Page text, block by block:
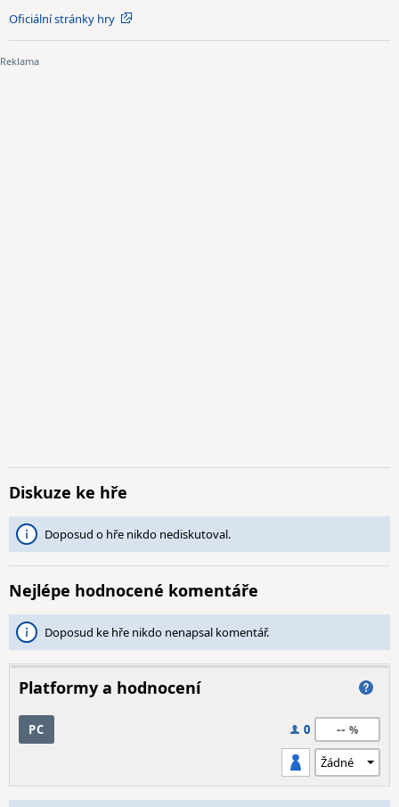
Oficiální stránky hry
Diskuze ke hře
Doposud o hře nikdo nediskutoval.
Nejlépe hodnocené komentáře
Doposud ke hře nikdo nenapsal komentář.
Platformy a hodnocení
PC 0 --